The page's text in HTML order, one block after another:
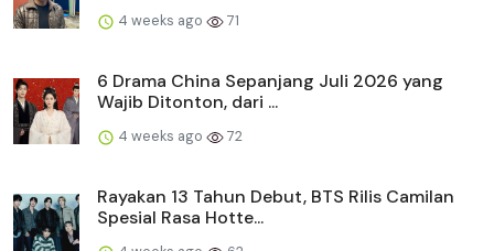
4 weeks ago 71
6 Drama China Sepanjang Juli 2026 yang
Wajib Ditonton, dari ...
4 weeks ago 72
Rayakan 13 Tahun Debut, BTS Rilis Camilan
Spesial Rasa Hotte...